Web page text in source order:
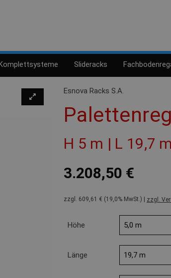
Slideracks
Esnova Racks S.A.
H 5 m | L 19,7
3.208,50 €
zzgl. 609,61 € (19,0% MwSt.) | zzgl.
Höhe
Länge